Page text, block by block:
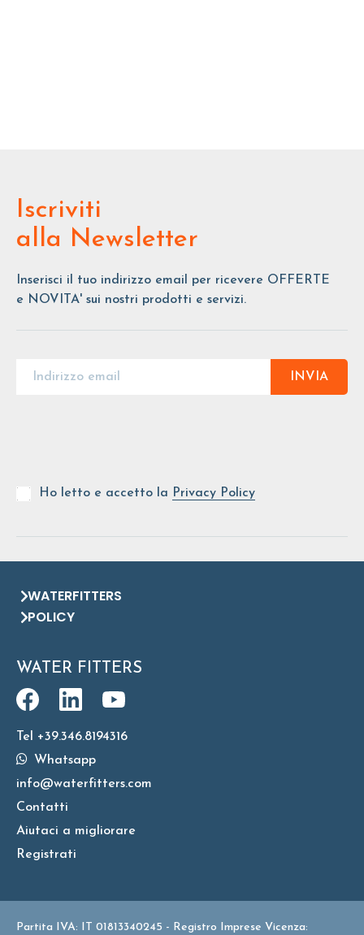
Iscriviti
alla Newsletter
Inserisci il tuo indirizzo email per ricevere OFFERTE
e NOVITA' sui nostri prodotti e servizi.
INVIA
Ho letto e accetto la Privacy Policy
WATERFITTERS
POLICY
WATER FITTERS
Tel +39.346.8194316
Whatsapp
info@waterfitters.com
Contatti
Aiutaci a migliorare
Registrati
Partita IVA: IT 01813340245 - Registro Imprese Vicenza: